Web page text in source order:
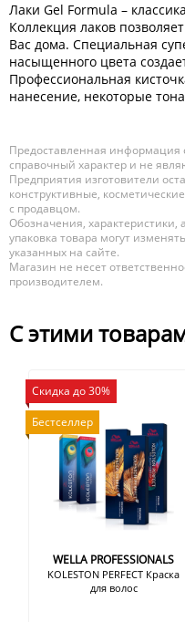
Лаки Gel Formula –
Коллекция лаков
Вас дома. Специальная
насыщенного цвета
Профессиональная
нанесение, некоторые
Предоставленная информация
справочный характер и не
Предприятия изготовители
конструктивные,
с продавцом.
Обозначения,
упаковка товара могут
указанных на сайте.
Магазин не несет
производителем.
С этими
Скидка до 30%
Бестселлер
WELLA PROFESSIONALS
KOLESTON PERFECT Краска
для волос